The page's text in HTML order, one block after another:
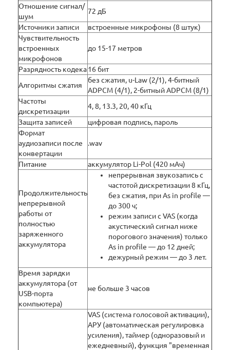
Отношение сигнал/
шум
72 дБ
Источники записи
встроенные микрофоны (8 штук)
Чувствительность
встроенных
микрофонов
до 15-17 метров
Разрядность кодека16 бит
Алгоритмы сжатия
без сжатия, u-Law (2/1), 4-битный
ADPCM (4/1), 2-битный ADPCM (8/1)
Частоты
дискретизации
4, 8, 13.3, 20, 40 кГц
Защита записей
цифровая подпись, пароль
Формат
аудиозаписи после
конвертации
.wav
Питание аккумулятор Li-Pol (420 мАч)
Продолжительность
непрерывной
работы от
полностью
заряженного
аккумулятора
непрерывная звукозапись с
частотой дискретизации 8 кГц,
без сжатия, при As in profile —
до 300 ч;
режим записи с VAS (когда
акустический сигнал ниже
порогового значения) только
As in profile — до 12 дней;
дежурный режим — до 3 лет.
Время зарядки
аккумулятора (от
USB-порта
компьютера)
не больше 3 часов
VAS (система голосовой активации),
АРУ (автоматическая регулировка
усиления), таймер (одноразовый и
ежедневный), функция "временная